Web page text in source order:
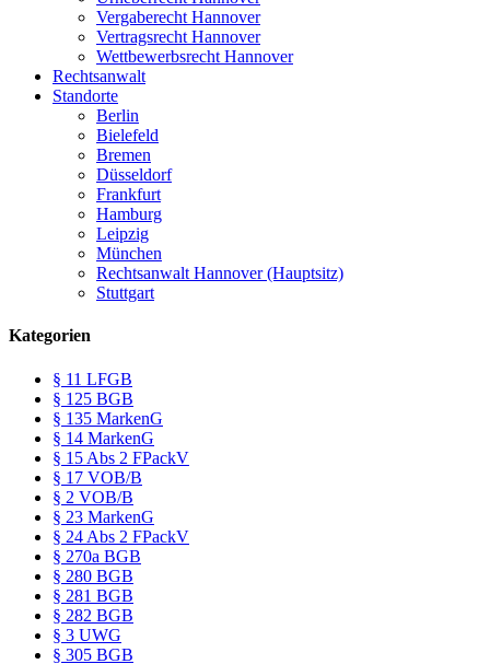
Vergaberecht Hannover
Vertragsrecht Hannover
Wettbewerbsrecht Hannover
Rechtsanwalt
Standorte
Berlin
Bielefeld
Bremen
Düsseldorf
Frankfurt
Hamburg
Leipzig
München
Rechtsanwalt Hannover (Hauptsitz)
Stuttgart
Kategorien
§ 11 LFGB
§ 125 BGB
§ 135 MarkenG
§ 14 MarkenG
§ 15 Abs 2 FPackV
§ 17 VOB/B
§ 2 VOB/B
§ 23 MarkenG
§ 24 Abs 2 FPackV
§ 270a BGB
§ 280 BGB
§ 281 BGB
§ 282 BGB
§ 3 UWG
§ 305 BGB